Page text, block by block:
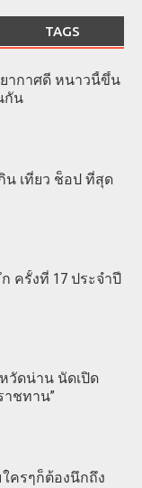
TAGS
ยากาศดี หนาวนี้ขึ้น
กัน
เที่ยว ช็อป ที่สุด
ครั้งที่ 17 ประจำปี
วัดน่าน นัดเปิด
าชทาน”
ครๆก็ต้องนึกถึง